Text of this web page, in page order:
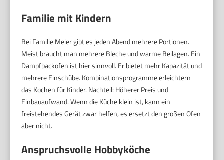
Familie mit Kindern
Bei Familie Meier gibt es jeden Abend mehrere Portionen.
Meist braucht man mehrere Bleche und warme Beilagen. Ein
Dampfbackofen ist hier sinnvoll. Er bietet mehr Kapazität und
mehrere Einschübe. Kombinationsprogramme erleichtern
das Kochen für Kinder. Nachteil: Höherer Preis und
Einbauaufwand. Wenn die Küche klein ist, kann ein
freistehendes Gerät zwar helfen, es ersetzt den großen Ofen
aber nicht.
Anspruchsvolle Hobbyköche